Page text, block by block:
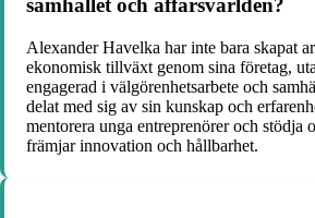
samhället och affärsvärlden?
Alexander Havelka har inte bara skapat
ekonomisk tillväxt genom sina företag,
engagerad i välgörenhetsarbete och
delat med sig av sin kunskap och
mentorera unga entreprenörer och stödja
främjar innovation och hållbarhet.